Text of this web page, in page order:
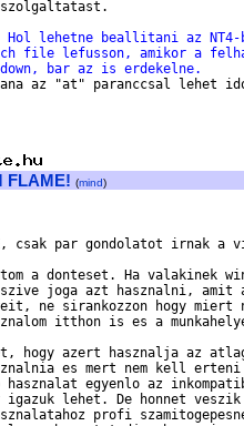
Hol lehetne beallitani az NT4-
file lefusson, amikor a
bar az is erdekelne.
az "at" paranccsal lehet
FLAME! (mind)
csak par gondolatot irnak a
a donteset. Ha valakinek
joga azt hasznalni, amit
ne sirankozzon hogy miert
itthon is es a
hogy azert hasznalja az
es mert nem kell erteni
hasznalat egyenlo az
lehet. De honnet veszik
profi